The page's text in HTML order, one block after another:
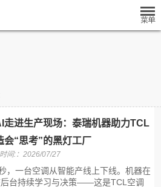
走进生产现场：泰瑞机器助力TCL
会“思考”的黑灯工厂
间:：2026/07/27
，一台空调从智能产线上下线。机器在
台持续学习与决策——这是TCL空调